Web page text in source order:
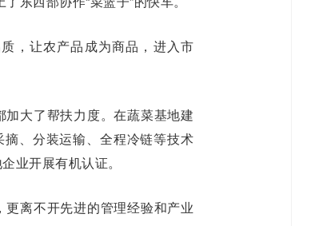
，让农产品成为商品，进入市
大了帮扶力度。在蔬菜基地建
、分装运输、全程冷链等技术
业开展有机认证。
离不开先进的管理经验和产业